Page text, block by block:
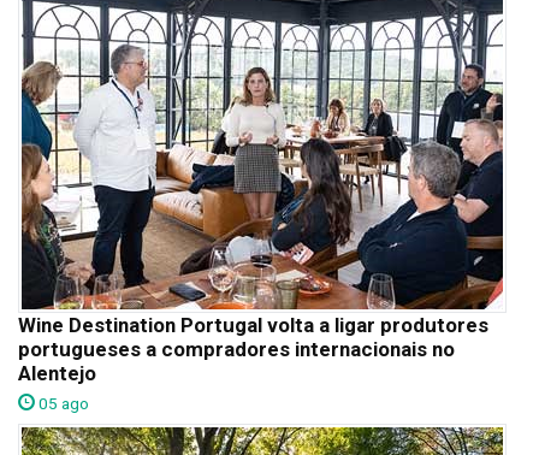
Wine Destination Portugal volta a ligar produtores
portugueses a compradores internacionais no
Alentejo
05 ago